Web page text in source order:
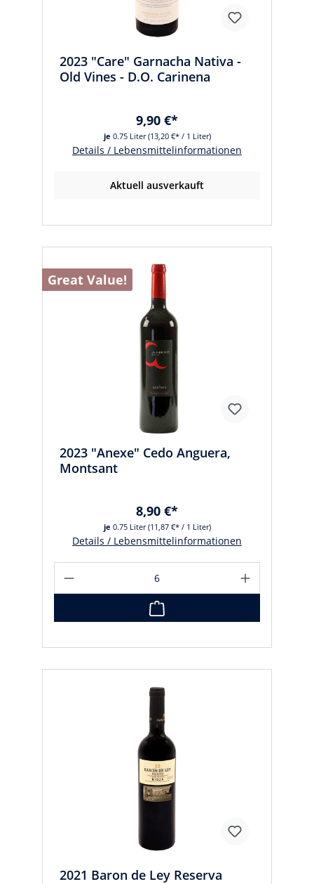
2023 "Care" Garnacha Nativa -
Old Vines - D.O. Carinena
je 0.75 Liter(13,20 €* / 1 Liter)
9,90 €*
Details / Lebensmittelinformationen
Aktuell ausverkauft
Great Value!
2023 "Anexe" Cedo Anguera,
Montsant
je 0.75 Liter(11,87 €* / 1 Liter)
8,90 €*
Details / Lebensmittelinformationen
2021 Baron de Ley Reserva